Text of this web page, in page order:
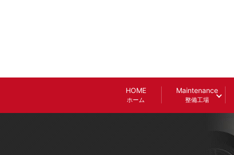
HOME
ホーム
Maintenance
整備工場